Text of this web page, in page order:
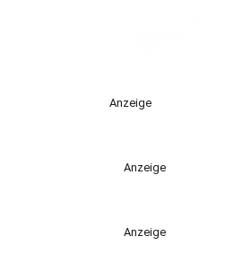
Anzeige
Anzeige
Anzeige